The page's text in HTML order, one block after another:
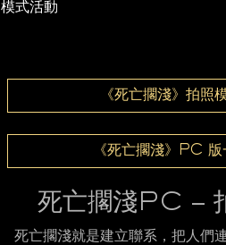
模式活動
《死亡擱淺》拍照
《死亡擱淺》PC
死亡擱淺PC –
死亡擱淺就是建立聯系，把人們